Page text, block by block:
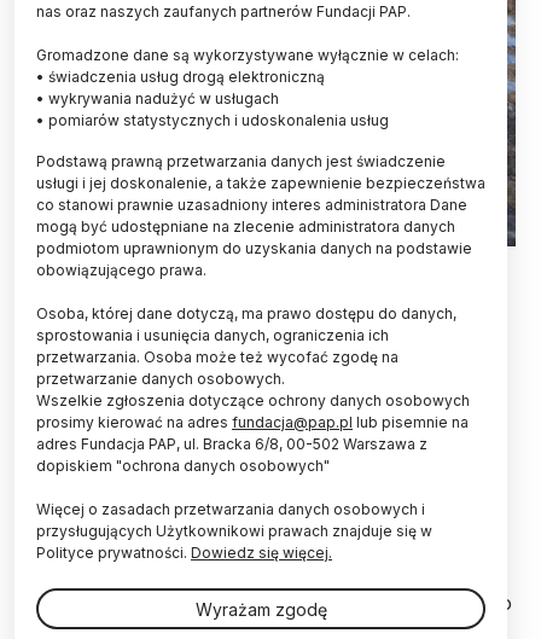
Fot. materiały prasowe UM Warszawa
Robotnicy budujący ostatni odcinek linii metra M2
na Karolin natknęli się na kości. Ze wstępnych
ustaleń wynika, że są to kości konia lub kilku koni.
Niewykluczone, że żyły one kilkaset lat temu.
Kości, które w styczniu wykopali robotnicy na
Bemowie leżały metr pod ziemią w rejonie, gdzie
powstaje przyszła stacja Lazurowa. "Na miejsce
przyjechali archeolodzy, którzy nadzorują budowę.
Dokonali wstępnych oględzin – bez wstrzymania
Następnie znalezisko przewieziono do Państwowego
Muzeum Archeologicznego w Warszawie w celu
nas oraz naszych zaufanych partnerów Fundacji PAP.
Gromadzone dane są wykorzystywane wyłącznie w celach:
• świadczenia usług drogą elektroniczną
• wykrywania nadużyć w usługach
• pomiarów statystycznych i udoskonalenia usług
Podstawą prawną przetwarzania danych jest świadczenie
usługi i jej doskonalenie, a także zapewnienie bezpieczeństwa
co stanowi prawnie uzasadniony interes administratora Dane
mogą być udostępniane na zlecenie administratora danych
podmiotom uprawnionym do uzyskania danych na podstawie
obowiązującego prawa.
Osoba, której dane dotyczą, ma prawo dostępu do danych,
sprostowania i usunięcia danych, ograniczenia ich
przetwarzania. Osoba może też wycofać zgodę na
przetwarzanie danych osobowych.
Wszelkie zgłoszenia dotyczące ochrony danych osobowych
prosimy kierować na adres fundacja@pap.pl lub pisemnie na
adres Fundacja PAP, ul. Bracka 6/8, 00-502 Warszawa z
dopiskiem "ochrona danych osobowych"
Więcej o zasadach przetwarzania danych osobowych i
przysługujących Użytkownikowi prawach znajduje się w
Polityce prywatności. Dowiedz się więcej.
Wyrażam zgodę